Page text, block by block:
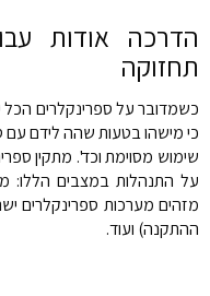
הדרכה אודות
תחזוקה
כשמדובר על ספרינקלרים הכל
כי מישהו בטעות שהה לידם עם
שימוש מסוימת וכד'. מתקין
על התנהלות במצבים הללו:
מזהים מערכות ספרינקלרים
ההתקנה) ועוד.